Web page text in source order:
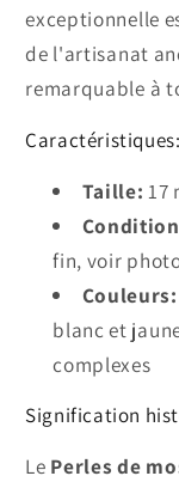
exceptionnelle
de l'artisanat
remarquable à
Caractéristiques:
Taille: 17
fin, voir
Couleurs:
blanc et
complexes
Signification
Le Perles de